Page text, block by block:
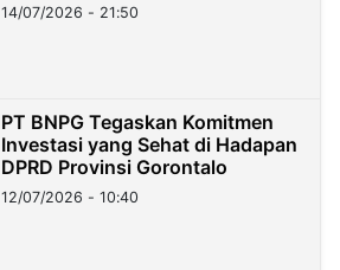
Lampung
14/07/2026 - 21:50
PT BNPG Tegaskan Komitmen
Investasi yang Sehat di Hadapan
DPRD Provinsi Gorontalo
12/07/2026 - 10:40